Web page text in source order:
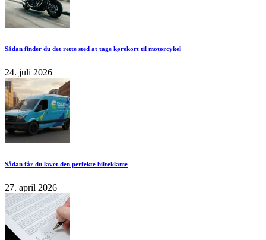
Sådan finder du det rette sted at tage kørekort til motorcykel
24. juli 2026
Sådan får du lavet den perfekte bilreklame
27. april 2026